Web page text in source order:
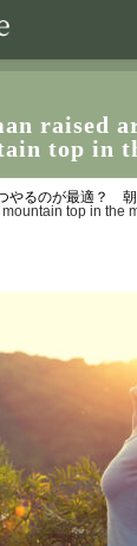
raised
top in
やるのが最適？ 朝
top in the